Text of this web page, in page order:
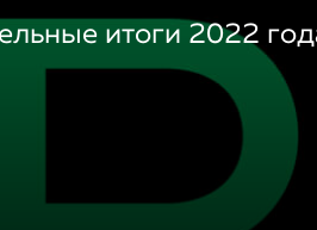
итоги 2022